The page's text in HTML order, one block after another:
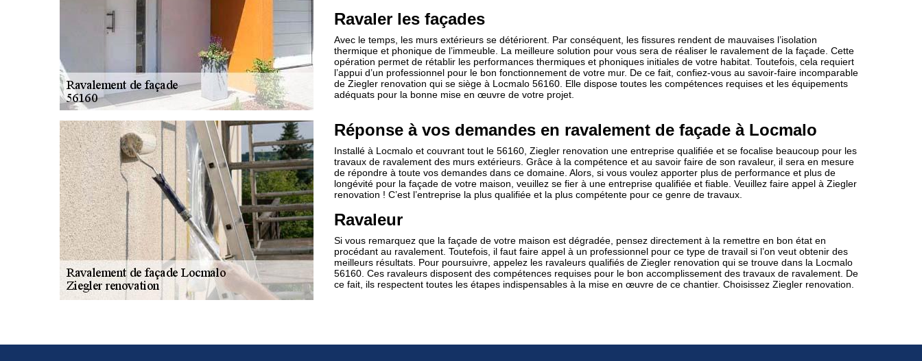
Ravaler les façades
Avec le temps, les murs extérieurs se détériorent. Par conséquent, les fissures rendent de mauvaises l’isolation
thermique et phonique de l’immeuble. La meilleure solution pour vous sera de réaliser le ravalement de la façade. Cette
opération permet de rétablir les performances thermiques et phoniques initiales de votre habitat. Toutefois, cela requiert
l’appui d’un professionnel pour le bon fonctionnement de votre mur. De ce fait, confiez-vous au savoir-faire incomparable
de Ziegler renovation qui se siège à Locmalo 56160. Elle dispose toutes les compétences requises et les équipements
adéquats pour la bonne mise en œuvre de votre projet.
Réponse à vos demandes en ravalement de façade à Locmalo
Installé à Locmalo et couvrant tout le 56160, Ziegler renovation une entreprise qualifiée et se focalise beaucoup pour les
travaux de ravalement des murs extérieurs. Grâce à la compétence et au savoir faire de son ravaleur, il sera en mesure
de répondre à toute vos demandes dans ce domaine. Alors, si vous voulez apporter plus de performance et plus de
longévité pour la façade de votre maison, veuillez se fier à une entreprise qualifiée et fiable. Veuillez faire appel à Ziegler
renovation ! C’est l’entreprise la plus qualifiée et la plus compétente pour ce genre de travaux.
Ravaleur
Si vous remarquez que la façade de votre maison est dégradée, pensez directement à la remettre en bon état en
procédant au ravalement. Toutefois, il faut faire appel à un professionnel pour ce type de travail si l’on veut obtenir des
meilleurs résultats. Pour poursuivre, appelez les ravaleurs qualifiés de Ziegler renovation qui se trouve dans la Locmalo
56160. Ces ravaleurs disposent des compétences requises pour le bon accomplissement des travaux de ravalement. De
ce fait, ils respectent toutes les étapes indispensables à la mise en œuvre de ce chantier. Choisissez Ziegler renovation.